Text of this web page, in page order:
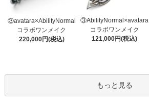
③avatara×AbilityNormal
コラボワンメイク
220,000円(税込)
③AbilityNormal×avatara
コラボワンメイク
121,000円(税込)
もっと見る